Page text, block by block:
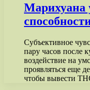
Марихуана
Субъективное
пару часов после
воздействие на
проявляться еще
чтобы вывести